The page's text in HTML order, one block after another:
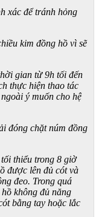
xác để tránh hỏng
kim đồng hồ vì sẽ
gian từ 9h tối đến
thực hiện thao tác
ý muốn cho hệ
đóng chặt núm đồng
thiểu trong 8 giờ
được lên đủ cót và
đeo. Trong quá
không đủ năng
bằng tay hoặc lắc